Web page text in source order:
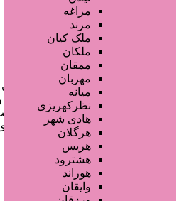
مراغه
مرند
ملک کیان
ملکان
ممقان
مهربان
میانه
نظرکهریزی
هادی شهر
هرگلان
هریس
هشترود
هوراند
وایقان
در سایت تبلیغاتی مرکز زیبایی
می‌گیرند و هیچ واسطه‌ای در این
فرمایید که در خرید و فروشِ شما
نداشته و کاربران باید خودشان
دسترسی سریع